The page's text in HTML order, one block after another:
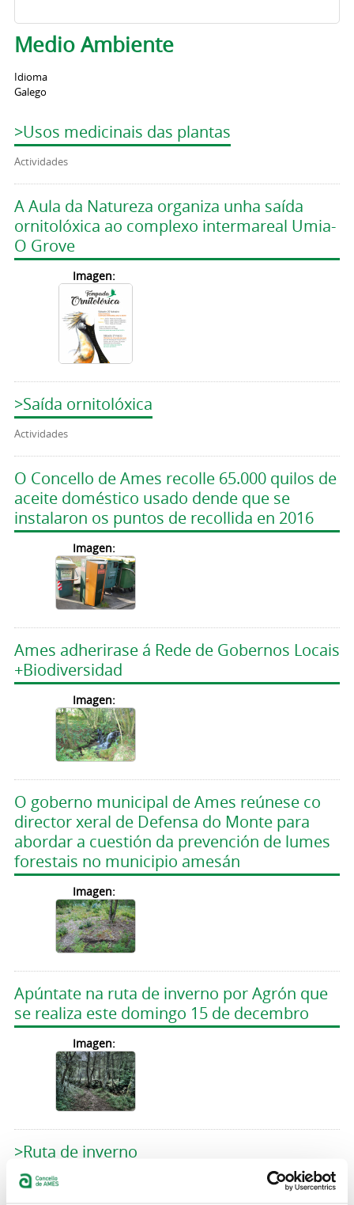
Medio Ambiente
Idioma
Galego
>Usos medicinais das plantas
Actividades
A Aula da Natureza organiza unha saída
ornitolóxica ao complexo intermareal Umia-
O Grove
Imagen:
>Saída ornitolóxica
Actividades
O Concello de Ames recolle 65.000 quilos de
aceite doméstico usado dende que se
instalaron os puntos de recollida en 2016
Imagen:
Ames adherirase á Rede de Gobernos Locais
+Biodiversidad
Imagen:
O goberno municipal de Ames reúnese co
director xeral de Defensa do Monte para
abordar a cuestión da prevención de lumes
forestais no municipio amesán
Imagen:
Apúntate na ruta de inverno por Agrón que
se realiza este domingo 15 de decembro
Imagen:
>Ruta de inverno
Excursións